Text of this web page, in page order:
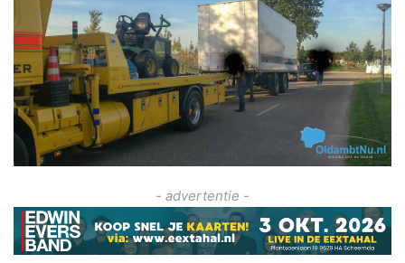
- advertentie -